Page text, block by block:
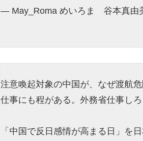
— May_Roma めいろま 谷本真由
注意喚起対象の中国が、なぜ渡航
仕事にも程がある。外務省仕事しろ
「中国で反日感情が高まる日」を